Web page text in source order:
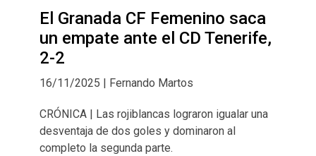
El Granada CF Femenino saca
un empate ante el CD Tenerife,
2-2
16/11/2025 | Fernando Martos
CRÓNICA | Las rojiblancas lograron igualar una
desventaja de dos goles y dominaron al
completo la segunda parte.